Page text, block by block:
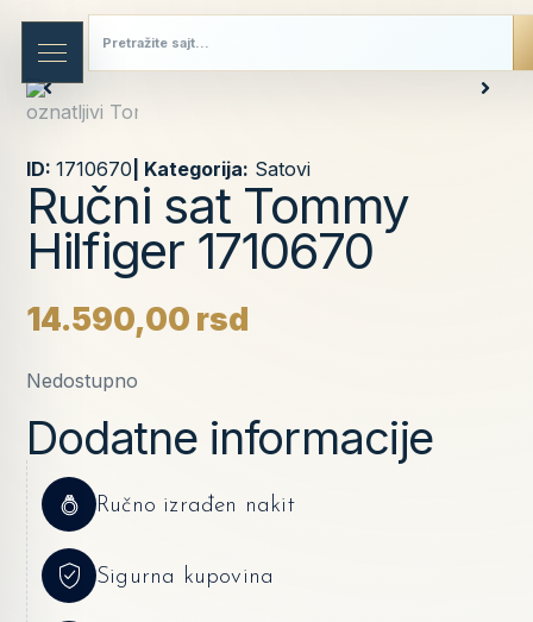
ID: 1710670 | Kategorija: Satovi
Ručni sat Tommy
Hilfiger 1710670
14.590,00 rsd
Nedostupno
Dodatne informacije
Ručno izrađen nakit
Sigurna kupovina